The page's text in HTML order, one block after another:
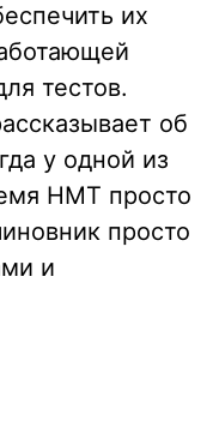
их
тестов.
об
у одной из
НМТ просто
просто
и